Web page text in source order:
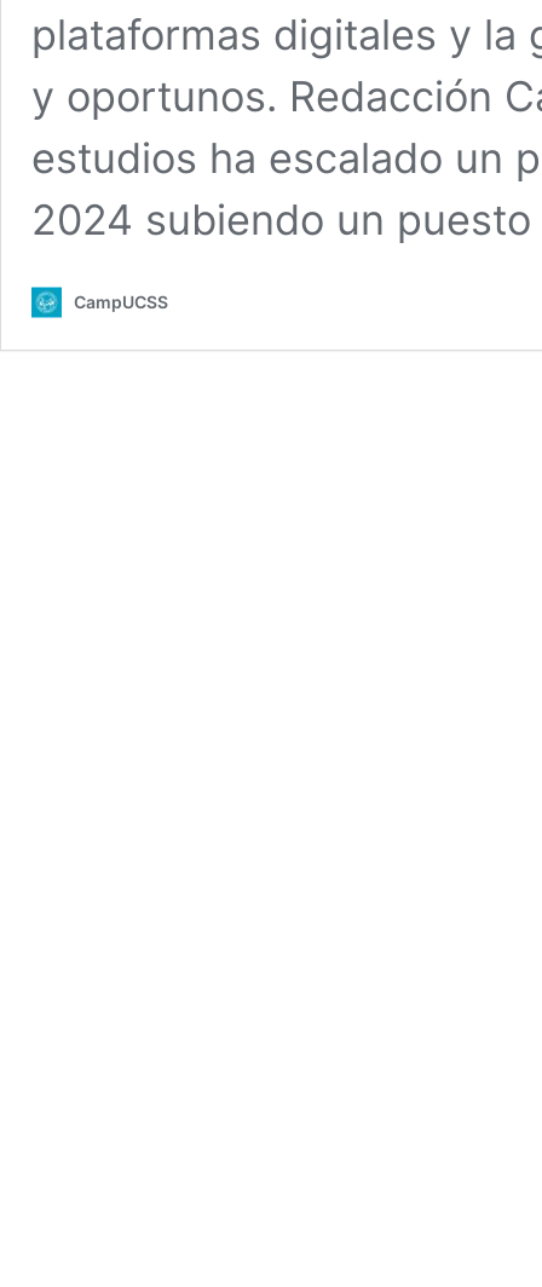
plataformas digitales y la
y oportunos. Redacción
estudios ha escalado un
2024 subiendo un
CampUCSS